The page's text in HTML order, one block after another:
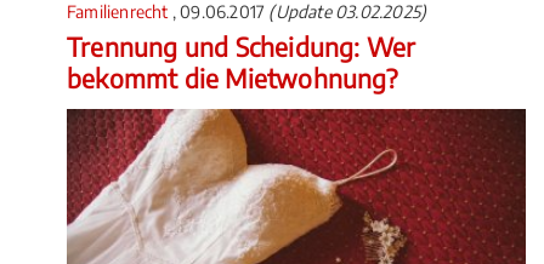
Familienrecht , 09.06.2017 (Update 03.02.2025)
Trennung und Scheidung: Wer
bekommt die Mietwohnung?